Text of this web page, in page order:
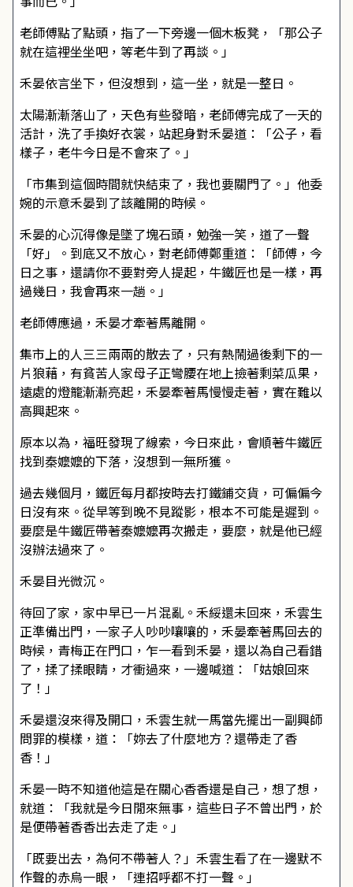
老師傅點了點頭，指了一下旁邊一個木板凳，「那公子
就在這裡坐坐吧，等老牛到了再談。」
禾晏依言坐下，但沒想到，這一坐，就是一整日。
太陽漸漸落山了，天色有些發暗，老師傅完成了一天的
活計，洗了手換好衣裳，站起身對禾晏道：「公子，看
樣子，老牛今日是不會來了。」
「市集到這個時間就快結束了，我也要關門了。」他委
婉的示意禾晏到了該離開的時候。
禾晏的心沉得像是墜了塊石頭，勉強一笑，道了一聲
「好」。到底又不放心，對老師傅鄭重道：「師傅，今
日之事，還請你不要對旁人提起，牛鐵匠也是一樣，再
過幾日，我會再來一趟。」
老師傅應過，禾晏才牽著馬離開。
集市上的人三三兩兩的散去了，只有熱鬧過後剩下的一
片狼藉，有貧苦人家母子正彎腰在地上撿著剩菜瓜果，
遠處的燈籠漸漸亮起，禾晏牽著馬慢慢走著，實在難以
高興起來。
原本以為，福旺發現了線索，今日來此，會順著牛鐵匠
找到秦嬤嬤的下落，沒想到一無所獲。
過去幾個月，鐵匠每月都按時去打鐵鋪交貨，可偏偏今
日沒有來。從早等到晚不見蹤影，根本不可能是遲到。
要麼是牛鐵匠帶著秦嬤嬤再次搬走，要麼，就是他已經
沒辦法過來了。
禾晏目光微沉。
待回了家，家中早已一片混亂。禾綏還未回來，禾雲生
正準備出門，一家子人吵吵嚷嚷的，禾晏牽著馬回去的
時候，青梅正在門口，乍一看到禾晏，還以為自己看錯
了，揉了揉眼睛，才衝過來，一邊喊道：「姑娘回來
了！」
禾晏還沒來得及開口，禾雲生就一馬當先擺出一副興師
問罪的模樣，道：「妳去了什麼地方？還帶走了香
香！」
禾晏一時不知道他這是在關心香香還是自己，想了想，
就道：「我就是今日閒來無事，這些日子不曾出門，於
是便帶著香香出去走了走。」
「既要出去，為何不帶著人？」禾雲生看了在一邊默不
作聲的赤烏一眼，「連招呼都不打一聲。」